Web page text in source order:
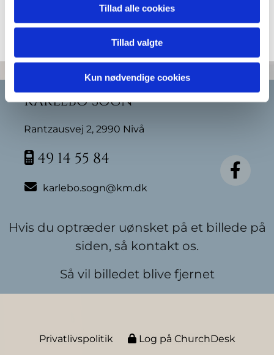
Tillad alle cookies
Tillad valgte
Kun nødvendige cookies
Karlebo Sogn
Rantzausvej 2, 2990 Nivå
 49 14 55 84
 karlebo.sogn@km.dk
Hvis du optræder uønsket på et billede på
siden, så kontakt os.
Så vil billedet blive fjernet
Privatlivspolitik Log på ChurchDesk